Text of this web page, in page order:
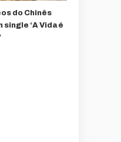
do Chinês
single ‘A Vida é